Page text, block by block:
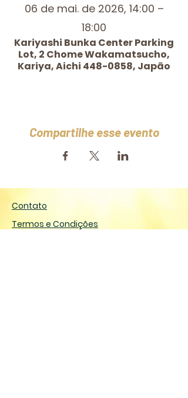
06 de mai. de 2026, 14:00 –
18:00
Kariyashi Bunka Center Parking
Lot, 2 Chome Wakamatsucho,
Kariya, Aichi 448-0858, Japão
Compartilhe esse evento
Contato
Termos e Condições